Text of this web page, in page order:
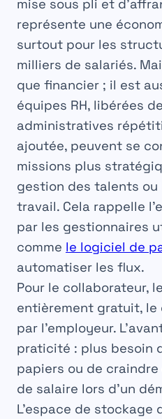
Variable
Gratuit (limité) ou
Accessibilité
mise sous pli et
représente une
surtout pour les
milliers de salariés.
que financier ; il est
équipes RH, libérées
administratives
ajoutée, peuvent se
missions plus
gestion des talents ou
travail. Cela rappelle
par les gestionnaires
comme le logiciel de
automatiser les flux.
Pour le collaborateur,
entièrement gratuit,
par l’employeur.
praticité : plus besoin
papiers ou de
de salaire lors d’un
L’espace de stockage